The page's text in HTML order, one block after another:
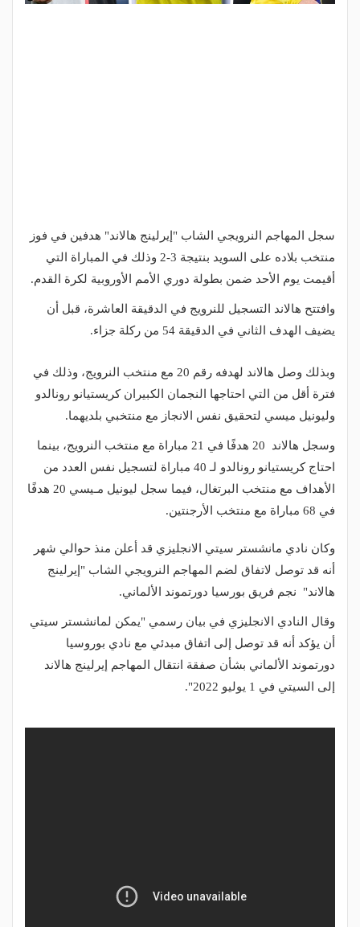
سجل المهاجم النرويجي الشاب "إيرلينج هالاند" هدفين في فوز
منتخب بلاده على السويد بنتيجة 3-2 وذلك في المباراة التي
أقيمت يوم الأحد ضمن بطولة دوري الأمم الأوروبية لكرة القدم.
وافتتح هالاند التسجيل للنرويج في الدقيقة العاشرة، قبل أن
يضيف الهدف الثاني في الدقيقة 54 من ركلة جزاء.
وبذلك وصل هالاند لهدفه رقم 20 مع منتخب النرويج، وذلك في
فترة أقل من التي احتاجها النجمان الكبيران كريستيانو رونالدو
وليونيل ميسي لتحقيق نفس الانجاز مع منتخبي بلديهما.
وسجل هالاند 20 هدفًا في 21 مباراة مع منتخب النرويج، بينما
احتاج كريستيانو رونالدو لـ 40 مباراة لتسجيل نفس العدد من
الأهداف مع منتخب البرتغال، فيما سجل ليونيل مـيسي 20 هدفًا
في 68 مباراة مع منتخب الأرجنتين.
وكان نادي مانشستر سيتي الانجليزي قد أعلن منذ حوالي شهر
أنه قد توصل لاتفاق لضم المهاجم النرويجي الشاب "إيرلينج
هالاند" نجم فريق بورسيا دورتموند الألماني.
وقال النادي الانجليزي في بيان رسمي "يمكن لمانشستر سيتي
أن يؤكد أنه قد توصل إلى اتفاق مبدئي مع نادي بوروسيا
دورتموند الألماني بشأن صفقة انتقال المهاجم إيرلينج هالاند
إلى السيتي في 1 يوليو 2022".